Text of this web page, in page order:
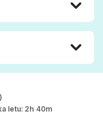
letu: 2h 40m